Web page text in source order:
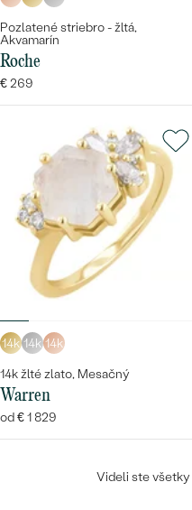
Pozlatené striebro - žltá,
Akvamarín
Roche
€ 269
14k 14k 14k
14k žlté zlato, Mesačný
Warren
od € 1 829
Videli ste